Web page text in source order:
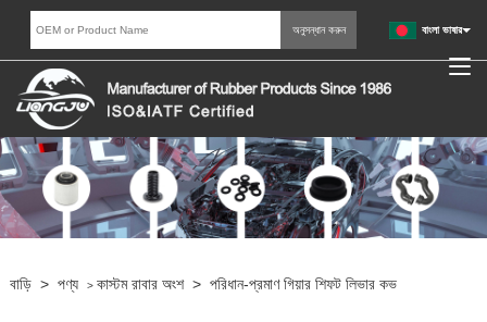
বাংলা ভাষার
বাড়ি > পণ্য > কাস্টম রাবার অংশ > পরিধান-প্রমাণ গিয়ার শিফট লিভার কভ